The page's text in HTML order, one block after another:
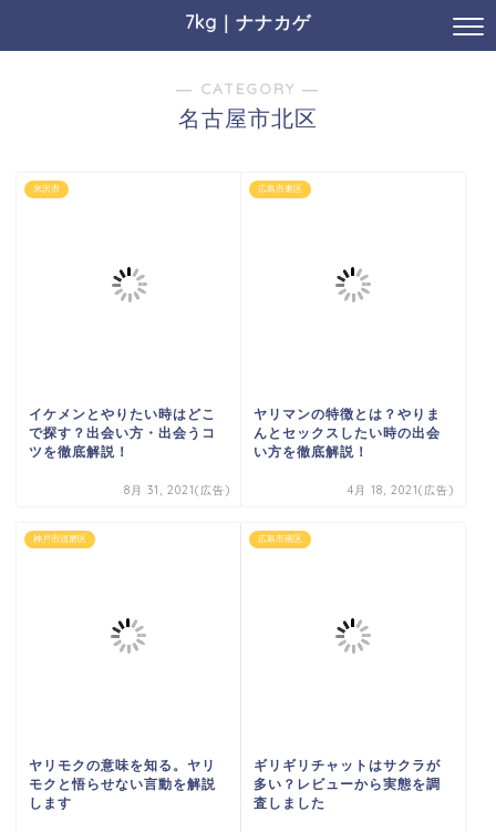
7kg｜ナナカゲ
― CATEGORY ―
名古屋市北区
米沢市
イケメンとやりたい時はどこ
で探す？出会い方・出会うコ
ツを徹底解説！
8月 31, 2021(広告)
広島市東区
ヤリマンの特徴とは？やりま
んとセックスしたい時の出会
い方を徹底解説！
4月 18, 2021(広告)
神戸市須磨区
ヤリモクの意味を知る。ヤリ
モクと悟らせない言動を解説
します
広島市南区
ギリギリチャットはサクラが
多い？レビューから実態を調
査しました